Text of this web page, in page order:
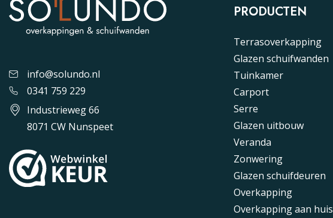
info@solundo.nl
0341 759 229
Industrieweg 66
8071 CW Nunspeet
PRODUCTEN
Terrasoverkapping
Glazen schuifwanden
Tuinkamer
Carport
Serre
Glazen uitbouw
Veranda
Zonwering
Glazen schuifdeuren
Overkapping
Overkapping aan huis